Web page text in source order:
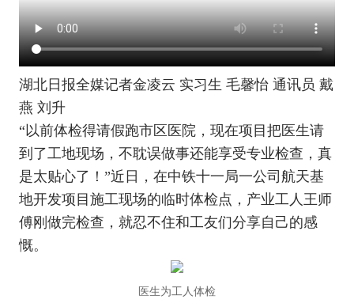
湖北日报全媒记者金凌云 实习生 毛馨怡 通讯员 戴
燕 刘升
“以前体检得请假跑市区医院，现在项目把医生请
到了工地现场，不耽误做事还能享受专业检查，真
是太贴心了！”近日，在中铁十一局一公司航天基
地开发项目施工现场的临时体检点，产业工人王师
傅刚做完检查，就忍不住和工友们分享自己的感
慨。
医生为工人体检